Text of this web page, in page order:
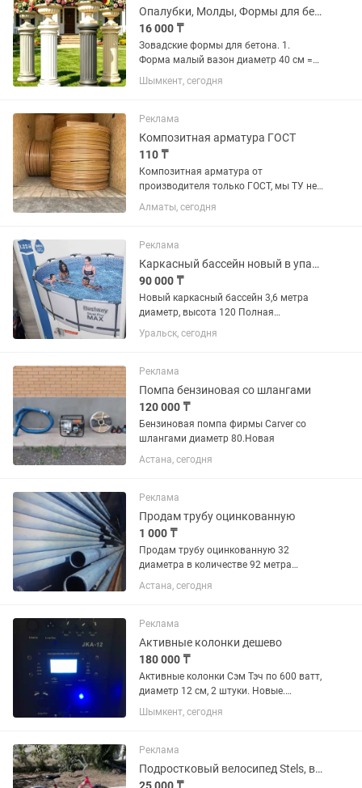
оборотов холостого...
Опалубки, Молды, Формы для бетона.
16 000 ₸
Зовадские формы для бетона. 1.
Форма малый вазон диаметр 40 см =
16 000 тн. 2. Форма большой вазон
диаметр 60 см. = 33 000 тн. 3 Колонна
новые,...
Шымкент, сегодня
Реклама
Композитная арматура ГОСТ
110 ₸
Композитная арматура от
производителя только ГОСТ, мы ТУ не
производим. Без посредников. В
наличии от4 до 12 диаметры.
Более 8 лет успешных продаж на
территории РК....
Алматы, сегодня
Реклама
Каркасный бассейн новый в упаковке
90 000 ₸
Новый каркасный бассейн 3,6 метра
диаметр, высота 120 Полная
комплектация лестница, тент, фильтр
Если нужно объясню как содержать
Нужная вещь на лето для всей...
Уральск, сегодня
Реклама
Помпа бензиновая со шлангами
120 000 ₸
Бензиновая помпа фирмы Carver со
шлангами диаметр 80.Новая
Астана, сегодня
Реклама
Продам трубу оцинкованную
1 000 ₸
Продам трубу оцинкованную 32
диаметра в количестве 92 метра
.длина трубы 4 м .23штуки .цена за
метр 1000тг.
Астана, сегодня
Реклама
Активные колонки дешево
180 000 ₸
Активные колонки Сэм Тэч по 600 ватт,
диаметр 12 см, 2 штуки. Новые.
Профессиональные стойки бесплатно.
Шымкент, сегодня
Реклама
Подростковый велосипед Stels, в хорошем состоянии